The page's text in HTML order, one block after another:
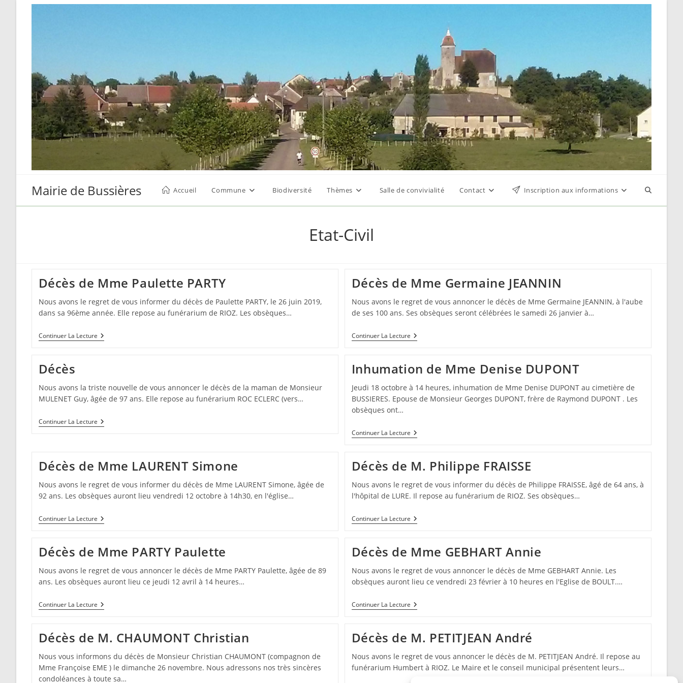
Mairie de Bussières Accueil Commune Biodiversité Thèmes Salle de convivialité Contact Inscription aux informations Toggle
Etat-Civil
Décès de Mme Paulette PARTY
Nous avons le regret de vous informer du décès de Paulette PARTY, le 26 juin 2019,
dans sa 96ème année. Elle repose au funérarium de RIOZ. Les obsèques…
Continuer La LectureDécès
De
Décès de Mme Germaine JEANNIN
Nous avons le regret de vous annoncer le décès de Mme Germaine JEANNIN, à l'aube
de ses 100 ans. Ses obsèques seront célébrées le samedi 26 janvier à…
Continuer La LectureDécès
De
JEANNIN
Décès
Nous avons la triste nouvelle de vous annoncer le décès de la maman de Monsieur
MULENET Guy, âgée de 97 ans. Elle repose au funérarium ROC ECLERC (vers…
Continuer La LectureDécès
Inhumation de Mme Denise DUPONT
Jeudi 18 octobre à 14 heures, inhumation de Mme Denise DUPONT au cimetière de
BUSSIERES. Epouse de Monsieur Georges DUPONT, frère de Raymond DUPONT . Les
obsèques ont…
Continuer La LectureInhumation
De
DUPONT
Décès de Mme LAURENT Simone
Nous avons le regret de vous informer du décès de Mme LAURENT Simone, âgée de
92 ans. Les obsèques auront lieu vendredi 12 octobre à 14h30, en l'église…
Continuer La LectureDécès
De
Simone
Décès de M. Philippe FRAISSE
Nous avons le regret de vous informer du décès de Philippe FRAISSE, âgé de 64 ans, à
l'hôpital de LURE. Il repose au funérarium de RIOZ. Ses obsèques…
Continuer La LectureDécès
De
FRAISSE
Décès de Mme PARTY Paulette
Nous avons le regret de vous annoncer le décès de Mme PARTY Paulette, âgée de 89
ans. Les obsèques auront lieu ce jeudi 12 avril à 14 heures…
Continuer La LectureDécès
De
Paulette
Décès de Mme GEBHART Annie
Nous avons le regret de vous annoncer le décès de Mme GEBHART Annie. Les
obsèques auront lieu ce vendredi 23 février à 10 heures en l'Eglise de BOULT.…
Continuer La LectureDécès
De
Annie
Décès de M. CHAUMONT Christian
Nous vous informons du décès de Monsieur Christian CHAUMONT (compagnon de
Mme Françoise EME ) le dimanche 26 novembre. Nous adressons nos très sincères
condoléances à toute sa…
Décès de M. PETITJEAN André
Nous avons le regret de vous annoncer le décès de M. PETITJEAN André. Il repose au
funérarium Humbert à RIOZ. Le Maire et le conseil municipal présentent leurs…